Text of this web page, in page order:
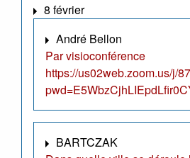
8 février
André Bellon
Par visioconférence
https://us02web.zoom.us/j/
BARTCZAK